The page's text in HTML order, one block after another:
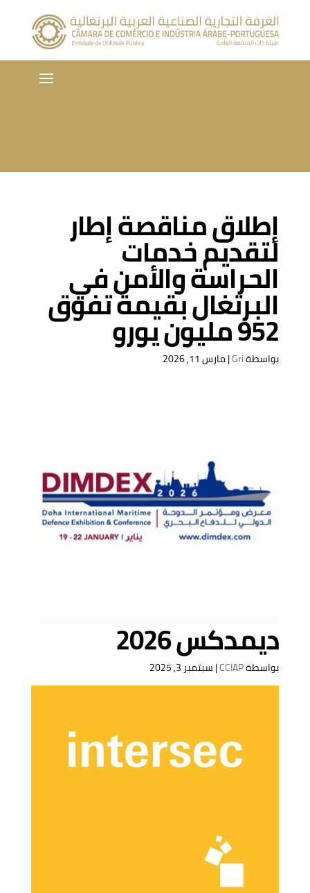
إطلاق مناقصة إطار
لتقديم خدمات
الحراسة والأمن في
البرتغال بقيمة تفوق
952 مليون يورو
بواسطةGri
|مارس 11, 2026
ديمدكس 2026
بواسطةCCIAP
|سبتمبر 3, 2025